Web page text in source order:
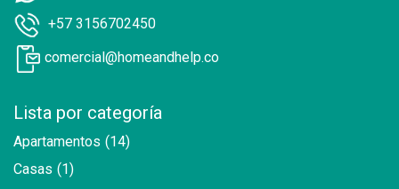
+57 3156702450
comercial@homeandhelp.co
Lista por categoría
Apartamentos (14)
Casas (1)